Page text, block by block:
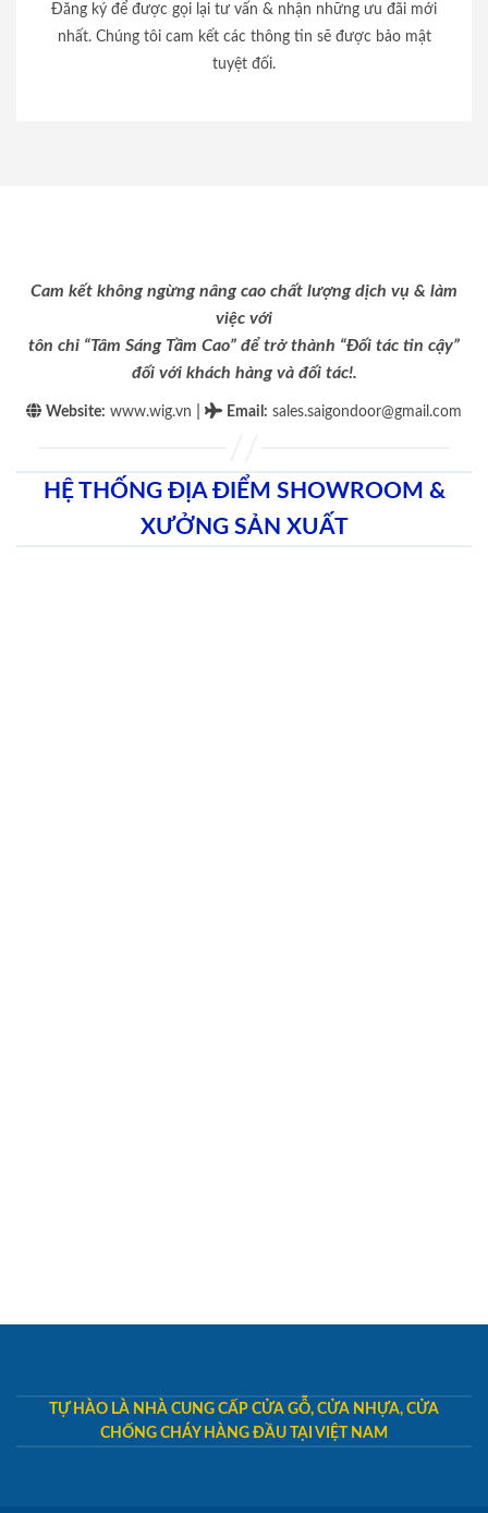
Đăng ký để được gọi lại tư vấn & nhận những ưu đãi mới
nhất. Chúng tôi cam kết các thông tin sẽ được bảo mật
tuyệt đối.
Cam kết không ngừng nâng cao chất lượng dịch vụ & làm
việc với
tôn chỉ “Tâm Sáng Tầm Cao” để trở thành “Đối tác tin cậy”
đối với khách hàng và đối tác!.
Website: www.wig.vn Email : sales.saigondoor@gmail.com
HỆ THỐNG ĐỊA ĐIỂM SHOWROOM &
XƯỞNG SẢN XUẤT
TỰ HÀO LÀ NHÀ CUNG CẤP CỬA GỖ, CỬA NHỰA, CỬA
CHỐNG CHÁY HÀNG ĐẦU TẠI VIỆT NAM